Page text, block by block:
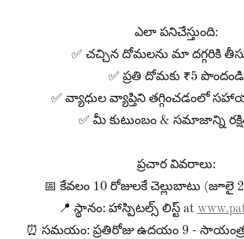
ఎలా పనిచేస్తుంది:
✅ చచ్చిన దోమలను మా దగ్గరికి‌
✅ ప్రతి దోమకు ₹5 పొందండి
✅ వ్యాధుల వ్యాప్తిని తగ్గించడంలో
✅ మీ కుటుంబం & సమాజాన్ని
ప్రచార వివరాలు:
📅 కేవలం 10 రోజులకే చెల్లుబాటు (జూలై
📍 స్థానం: హాస్పిటల్స్ లిస్ట్ at
⏰ సమయం: ప్రతిరోజు ఉదయం 9 -